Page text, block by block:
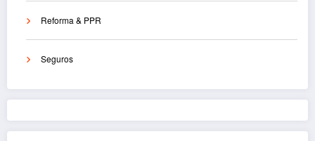
Reforma & PPR
Seguros